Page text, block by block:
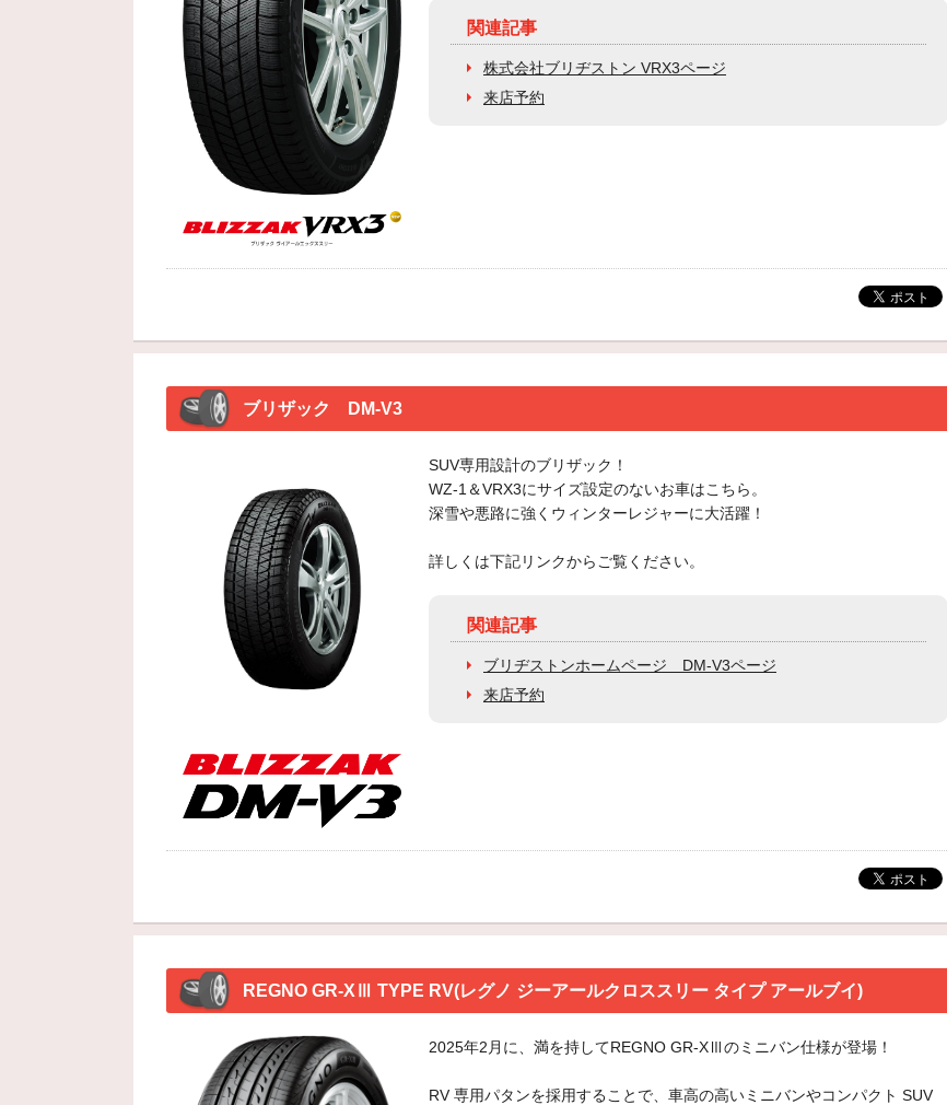
関連記事
株式会社ブリヂストン VRX3ページ
来店予約
ブリザック DM-V3
SUV専用設計のブリザック！
WZ-1＆VRX3にサイズ設定のないお車はこちら。
深雪や悪路に強くウィンターレジャーに大活躍！
詳しくは下記リンクからご覧ください。
関連記事
ブリヂストンホームページ DM-V3ページ
来店予約
REGNO GR-XⅢ TYPE RV(レグノ ジーアールクロススリー タイプ アールブイ)
2025年2月に、満を持してREGNO GR-XⅢのミニバン仕様が登場！
RV 専用パタンを採用することで、車高の高いミニバンやコンパクト SUV